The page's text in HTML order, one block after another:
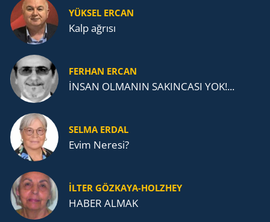
YÜKSEL ERCAN
Kalp ağrısı
FERHAN ERCAN
İNSAN OLMANIN SAKINCASI YOK!...
SELMA ERDAL
Evim Neresi?
İLTER GÖZKAYA-HOLZHEY
HABER ALMAK